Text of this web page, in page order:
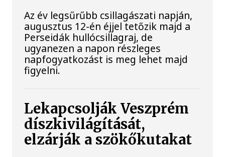
Az év legsűrűbb csillagászati napján,
augusztus 12-én éjjel tetőzik majd a
Perseidák hullócsillagraj, de
ugyanezen a napon részleges
napfogyatkozást is meg lehet majd
figyelni.
Lekapcsolják Veszprém
díszkivilágítását,
elzárják a szökőkutakat